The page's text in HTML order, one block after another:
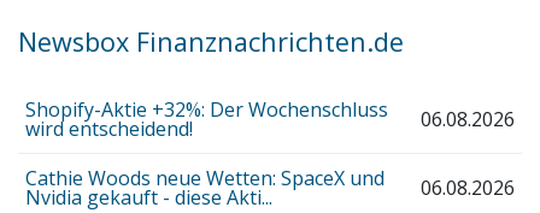
Newsbox Finanznachrichten.de
Shopify-Aktie +32%: Der Wochenschluss
wird entscheidend! 06.08.2026
Cathie Woods neue Wetten: SpaceX und
Nvidia gekauft - diese Akti... 06.08.2026